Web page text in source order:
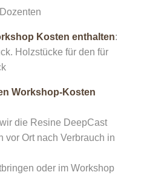
Kosten enthalten:
Holzstücke für den für
Workshop-Kosten
die Resine DeepCast
vor Ort nach Verbrauch in
oder im Workshop